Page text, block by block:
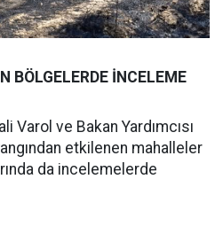
BÖLGELERDE İNCELEME
Varol ve Bakan Yardımcısı
etkilenen mahalleler
da incelemelerde